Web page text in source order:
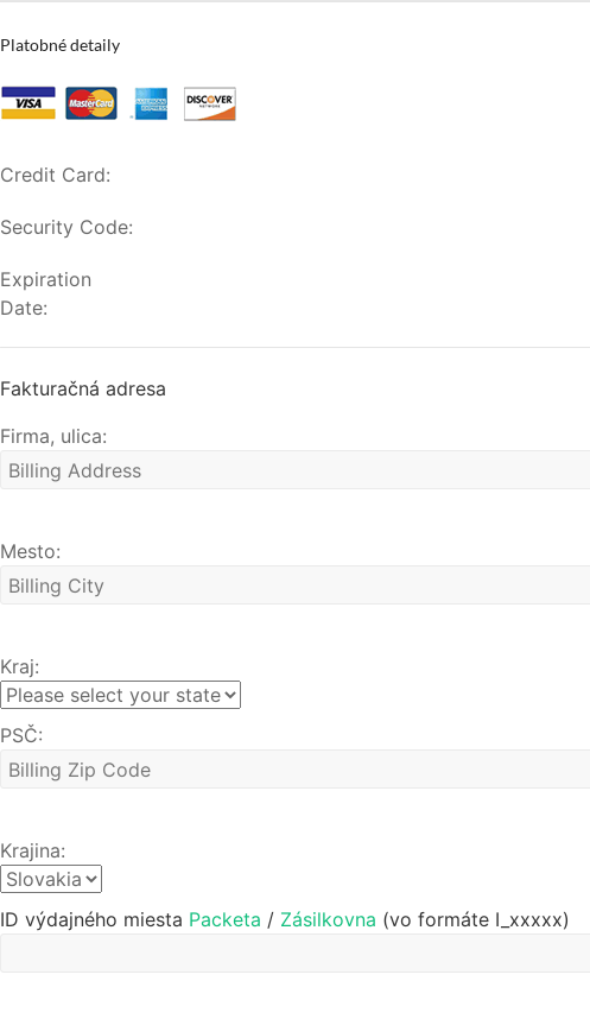
Platobné detaily
Credit Card:
Security Code:
Expiration
Date:
Fakturačná adresa
Firma, ulica:
Mesto:
Kraj:
PSČ:
Krajina:
ID výdajného miesta Packeta / Zásilkovna (vo formáte I_xxxxx)